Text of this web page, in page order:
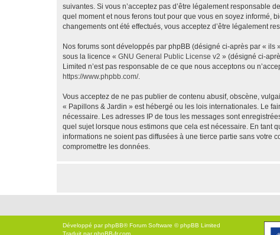
suivantes. Si vous n’acceptez pas d’être légalement responsable
quel moment et nous ferons tout pour que vous en soyez informé,
changements ont été effectués, vous acceptez d’être légalement
Nos forums sont développés par phpBB (désigné ci-après par «
sous la licence « GNU General Public License v2 » (désigné ci-
Limited n’est pas responsable de ce que nous acceptons ou
https://www.phpbb.com/.
Vous acceptez de ne pas publier de contenu abusif, obscène,
« Papillons & Jardin » est hébergé ou les lois internationales. Le
nécessaire. Les adresses IP de tous les messages sont
quel sujet lorsque nous estimons que cela est nécessaire. En tant
informations ne soient pas diffusées à une tierce partie sans votre
compromettre les données.
Développé parphpBB® Forum Software © phpBB Limited
Traduit parphpBB-fr.com